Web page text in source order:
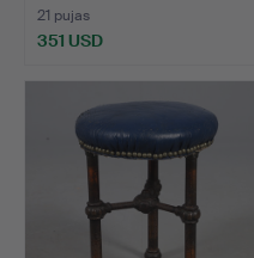
21 pujas
351 USD